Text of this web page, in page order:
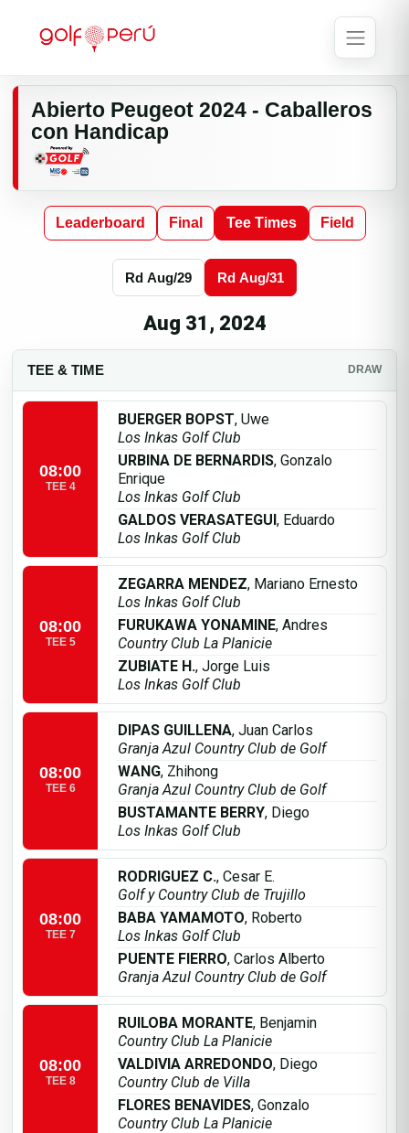
Abierto Peugeot 2024 - Caballeros
con Handicap
Leaderboard Final Tee Times Field
Rd Aug/29 Rd Aug/31
Aug 31, 2024
TEE & TIME DRAW
08:00
TEE 4
BUERGER BOPST, Uwe
Los Inkas Golf Club
URBINA DE BERNARDIS, Gonzalo
Enrique
Los Inkas Golf Club
GALDOS VERASATEGUI, Eduardo
Los Inkas Golf Club
08:00
TEE 5
ZEGARRA MENDEZ, Mariano Ernesto
Los Inkas Golf Club
FURUKAWA YONAMINE, Andres
Country Club La Planicie
ZUBIATE H., Jorge Luis
Los Inkas Golf Club
08:00
TEE 6
DIPAS GUILLENA, Juan Carlos
Granja Azul Country Club de Golf
WANG, Zhihong
Granja Azul Country Club de Golf
BUSTAMANTE BERRY, Diego
Los Inkas Golf Club
08:00
TEE 7
RODRIGUEZ C., Cesar E.
Golf y Country Club de Trujillo
BABA YAMAMOTO, Roberto
Los Inkas Golf Club
PUENTE FIERRO, Carlos Alberto
Granja Azul Country Club de Golf
08:00
TEE 8
RUILOBA MORANTE, Benjamin
Country Club La Planicie
VALDIVIA ARREDONDO, Diego
Country Club de Villa
FLORES BENAVIDES, Gonzalo
Country Club La Planicie